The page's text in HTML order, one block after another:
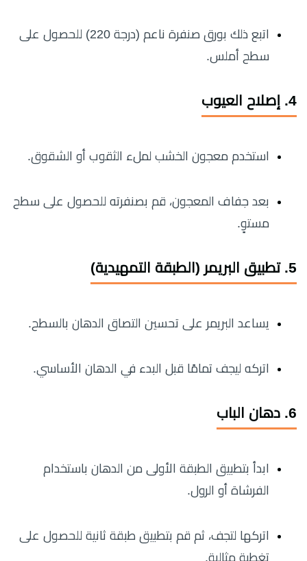
اتبع ذلك بورق صنفرة ناعم (درجة 220) للحصول على
سطح أملس.
4. إصلاح العيوب
استخدم معجون الخشب لملء الثقوب أو الشقوق.
بعد جفاف المعجون، قم بصنفرته للحصول على سطح
مستوٍ.
5. تطبيق البريمر (الطبقة التمهيدية)
يساعد البريمر على تحسين التصاق الدهان بالسطح.
اتركه ليجف تمامًا قبل البدء في الدهان الأساسي.
6. دهان الباب
ابدأ بتطبيق الطبقة الأولى من الدهان باستخدام
الفرشاة أو الرول.
اتركها لتجف، ثم قم بتطبيق طبقة ثانية للحصول على
تغطية مثالية.